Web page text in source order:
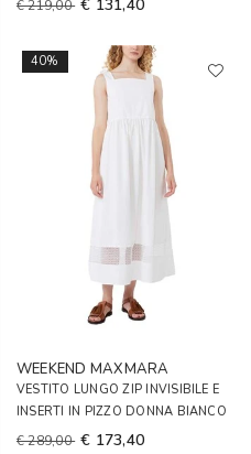
€ 219,00 € 131,40
40%
WEEKEND MAXMARA
VESTITO LUNGO ZIP INVISIBILE E
INSERTI IN PIZZO DONNA BIANCO
€ 289,00 € 173,40